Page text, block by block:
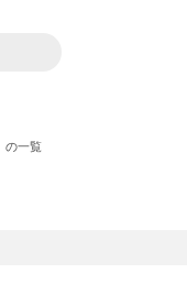
の一覧
モス）の一覧